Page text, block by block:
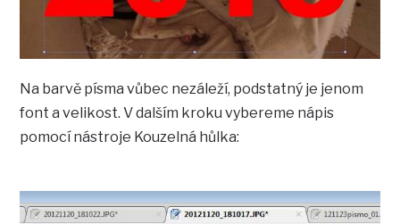
Na barvě písma vůbec nezáleží, podstatný je jenom
font a velikost. V dalším kroku vybereme nápis
pomocí nástroje Kouzelná hůlka: